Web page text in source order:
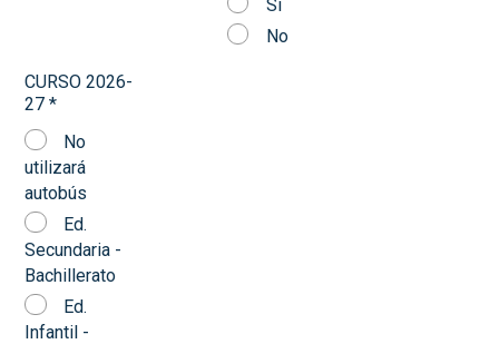
Sí
No
CURSO 2026-
27*
No
utilizará
autobús
Ed.
Secundaria -
Bachillerato
Ed.
Infantil -